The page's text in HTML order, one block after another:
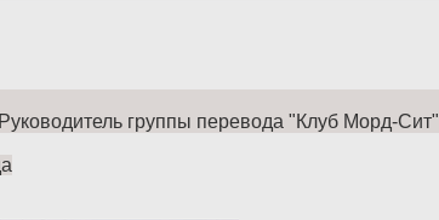
группы перевода "Клуб Морд-Сит"